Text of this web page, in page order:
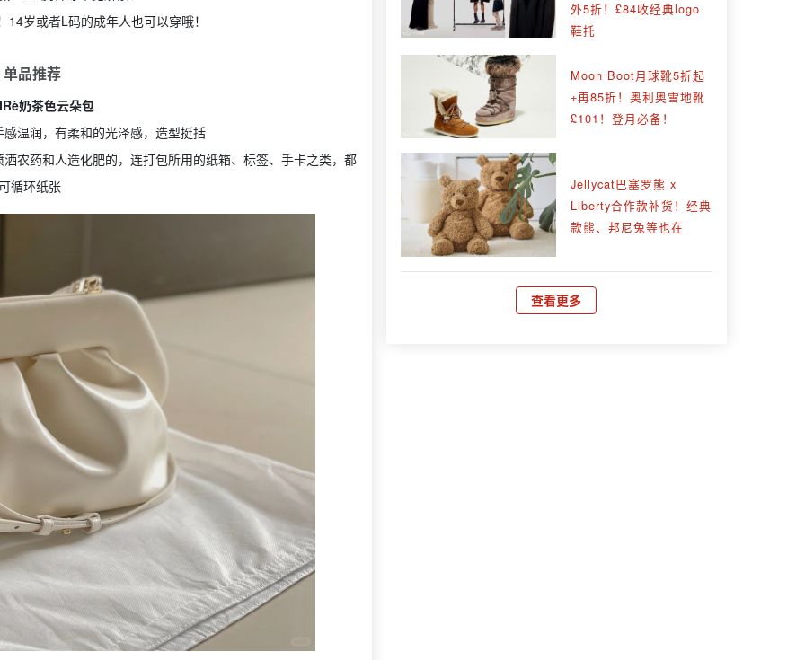
14岁或者L码的成年人也可以穿哦！
单品推荐
奶茶色云朵包
温润，有柔和的光泽感，造型挺括
农药和人造化肥的，连打包所用的纸箱、标签、手卡之类，都
循环纸张
外5折！£84收经典logo
鞋托
Moon Boot月球靴5折起
+再85折！奥利奥雪地靴
£101！登月必备！
Jellycat巴塞罗熊 x
Liberty合作款补货！经典
款熊、邦尼兔等也在
查看更多